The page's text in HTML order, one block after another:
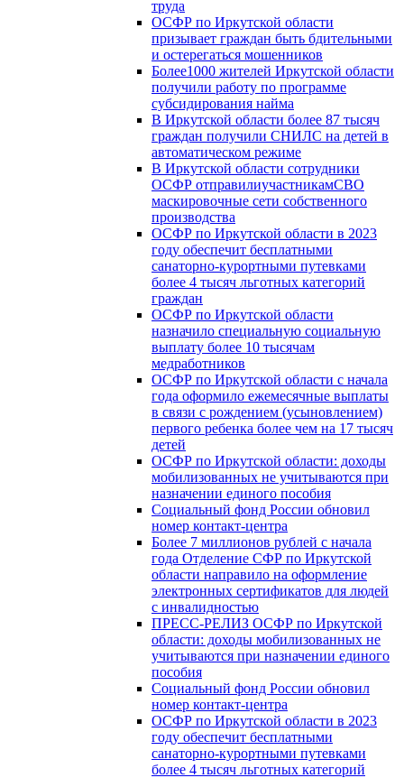
труда
ОСФР по Иркутской области
призывает граждан быть бдительными
и остерегаться мошенников
Более1000 жителей Иркутской области
получили работу по программе
субсидирования найма
В Иркутской области более 87 тысяч
граждан получили СНИЛС на детей в
автоматическом режиме
В Иркутской области сотрудники
ОСФР отправилиучастникамСВО
маскировочные сети собственного
производства
ОСФР по Иркутской области в 2023
году обеспечит бесплатными
санаторно-курортными путевками
более 4 тысяч льготных категорий
граждан
ОСФР по Иркутской области
назначило специальную социальную
выплату более 10 тысячам
медработников
ОСФР по Иркутской области с начала
года оформило ежемесячные выплаты
в связи с рождением (усыновлением)
первого ребенка более чем на 17 тысяч
детей
ОСФР по Иркутской области: доходы
мобилизованных не учитываются при
назначении единого пособия
Социальный фонд России обновил
номер контакт-центра
Более 7 миллионов рублей с начала
года Отделение СФР по Иркутской
области направило на оформление
электронных сертификатов для людей
с инвалидностью
ПРЕСС-РЕЛИЗ ОСФР по Иркутской
области: доходы мобилизованных не
учитываются при назначении единого
пособия
Социальный фонд России обновил
номер контакт-центра
ОСФР по Иркутской области в 2023
году обеспечит бесплатными
санаторно-курортными путевками
более 4 тысяч льготных категорий